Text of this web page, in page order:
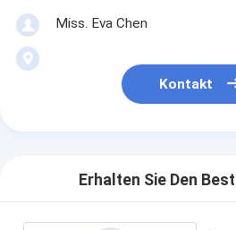
Miss. Eva Chen
Kontakt
Erhalten Sie Den